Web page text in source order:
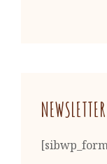
NEWSLETTER